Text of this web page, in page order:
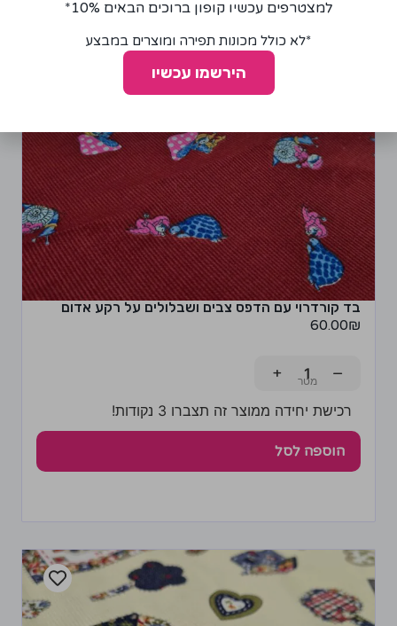
בד קורדרוי עם הדפס צבים ושבלולים על רקע אדום
60.00₪
−
+
רכישת יחידה ממוצר זה תצברו 3 נקודות!
הוספה לסל
למצטרפים עכשיו קופון ברוכים הבאים 10%*
*לא כולל מכונות תפירה ומוצרים במבצע
הירשמו עכשיו